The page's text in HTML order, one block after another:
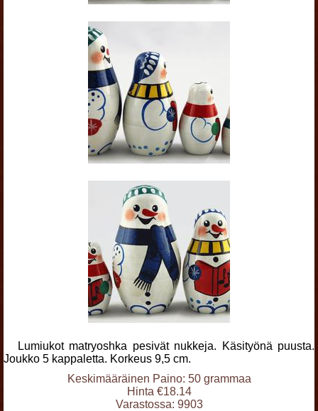
Lumiukot matryoshka pesivät nukkeja. Käsityönä puusta.
Joukko 5 kappaletta. Korkeus 9,5 cm.
Keskimääräinen Paino: 50 grammaa
Hinta €18.14
Varastossa: 9903